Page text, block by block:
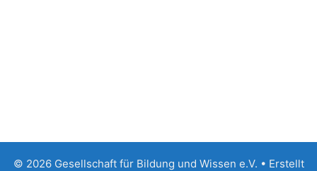
© 2026 Gesellschaft für Bildung und Wissen e.V. • Erstellt